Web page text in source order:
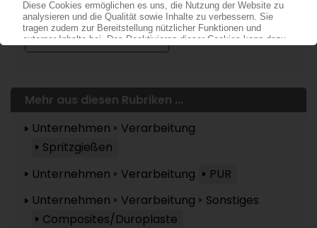
Douglas G. DelGrosso
Mehr aus diesen Rubriken ...
Unternehmen
Verarbeitung
Spritzgießen
Unternehmen
Verarbeitung
PUR
Unternehmen
Verarbeitung
Sonstiges
Composites/Duroplaste